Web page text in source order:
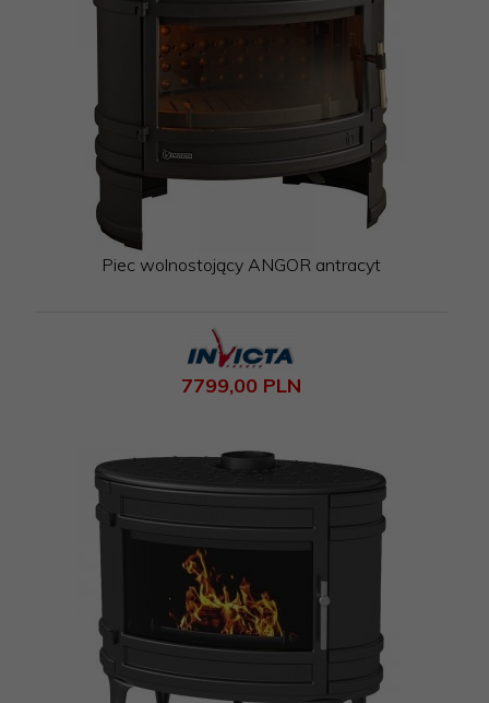
Piec wolnostojący ANGOR antracyt
7799,00 PLN